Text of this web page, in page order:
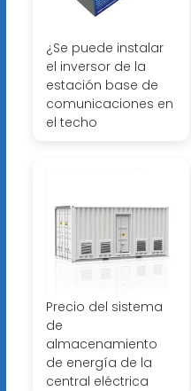
¿Se puede instalar
el inversor de la
estación base de
comunicaciones en
el techo
Precio del sistema
de
almacenamiento
de energía de la
central eléctrica